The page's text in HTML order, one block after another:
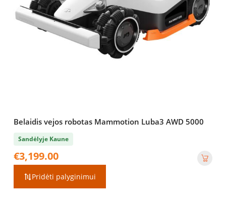
Belaidis vejos robotas Mammotion Luba3 AWD 5000
Sandėlyje Kaune
€3,199.00
Pridėti palyginimui